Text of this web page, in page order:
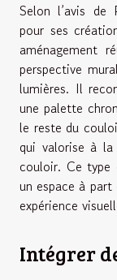
Selon l’avis de
pour ses
aménagement
perspective
lumières. Il
une palette
le reste du
qui valorise à
couloir. Ce type
un espace à part
expérience
Intégrer